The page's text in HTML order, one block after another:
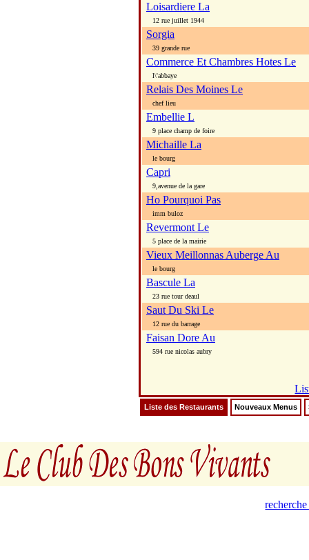
Loisardiere La
12 rue juillet 1944
Sorgia
39 grande rue
Commerce Et Chambres Hotes Le
l\'abbaye
Relais Des Moines Le
chef lieu
Embellie L
9 place champ de foire
Michaille La
le bourg
Capri
9,avenue de la gare
Ho Pourquoi Pas
imm buloz
Revermont Le
5 place de la mairie
Vieux Meillonnas Auberge Au
le bourg
Bascule La
23 rue tour deaul
Saut Du Ski Le
12 rue du barrage
Faisan Dore Au
594 rue nicolas aubry
Liste des Restaurants Nouveaux Menus